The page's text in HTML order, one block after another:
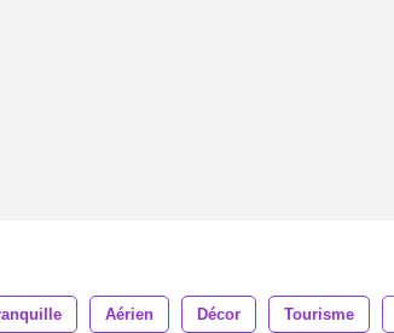
Aérien Décor Tourisme